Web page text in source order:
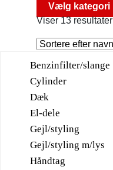
Vælg kategori
Viser 13 resultater
Benzinfilter/slange
Cylinder
Dæk
El-dele
Gejl/styling
Gejl/styling m/lys
Håndtag